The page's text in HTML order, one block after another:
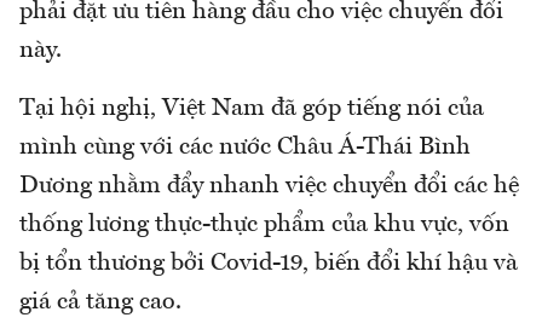
phải đặt ưu tiên hàng đầu cho việc chuyển đổi
này.
Tại hội nghị, Việt Nam đã góp tiếng nói của
mình cùng với các nước Châu Á-Thái Bình
Dương nhằm đẩy nhanh việc chuyển đổi các hệ
thống lương thực-thực phẩm của khu vực, vốn
bị tổn thương bởi Covid-19, biến đổi khí hậu và
giá cả tăng cao.